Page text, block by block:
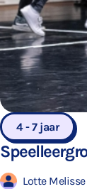
4 - 7 jaar
Lotte Melisse